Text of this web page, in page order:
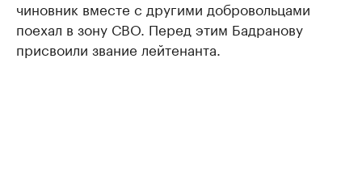
чиновник вместе с другими добровольцами
поехал в зону СВО. Перед этим Бадранову
присвоили звание лейтенанта.